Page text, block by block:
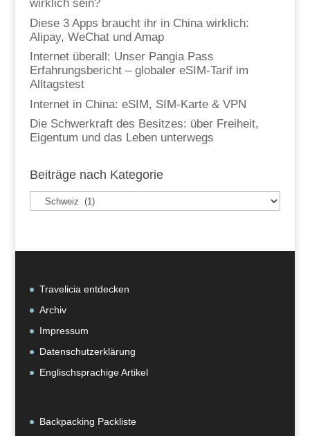
wirklich sein?
Diese 3 Apps braucht ihr in China wirklich:
Alipay, WeChat und Amap
Internet überall: Unser Pangia Pass
Erfahrungsbericht – globaler eSIM-Tarif im
Alltagstest
Internet in China: eSIM, SIM-Karte & VPN
Die Schwerkraft des Besitzes: über Freiheit,
Eigentum und das Leben unterwegs
Beiträge nach Kategorie
Beiträge
nach
Travelicia entdecken
Archiv
Impressum
Datenschutzerklärung
Englischsprachige Artikel
Backpacking Packliste